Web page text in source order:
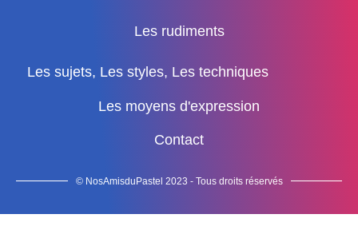
Les rudiments
Les sujets, Les styles, Les techniques
Les moyens d'expression
Contact
© NosAmisduPastel 2023 - Tous droits réservés